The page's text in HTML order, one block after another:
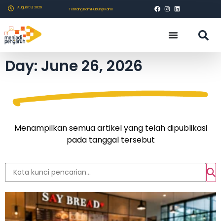
August 8, 2026 Tentang KamiHubungi Kami
Day: June 26, 2026
Menampilkan semua artikel yang telah dipublikasi
pada tanggal tersebut